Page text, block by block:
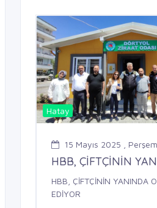
Hatay
15 Mayıs 2025 ,
HBB, ÇİFTÇİNİN
HBB, ÇİFTÇİNİN YANINDA
EDİYOR